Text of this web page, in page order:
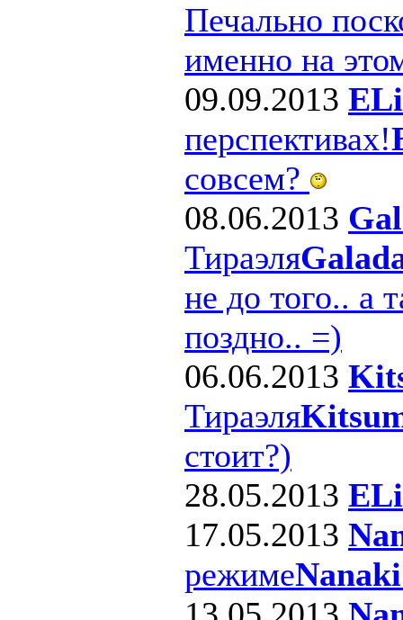
Печально
именно на
09.09.2013 ELi
перспективах!
совсем?
08.06.2013
Тираэля
не до того.. а
поздно.. =)
06.06.2013
Тираэля
стоит?)
28.05.2013 ELi
17.05.2013
режиме